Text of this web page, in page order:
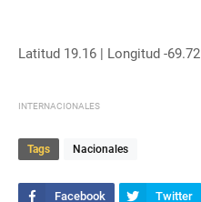
Latitud 19.16 | Longitud -69.72
INTERNACIONALES
Tags Nacionales